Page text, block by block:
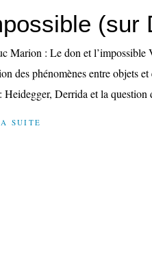
(sur
Marion : Le don et l’impossible
des phénomènes entre objets
Heidegger, Derrida et la
SUITE